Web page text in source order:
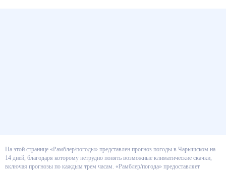
На этой странице «Рамблер/погоды» представлен прогноз погоды в
Чарышском на 14 дней, благодаря которому нетрудно понять возможные
климатические скачки, включая прогнозы по каждым трем часам.